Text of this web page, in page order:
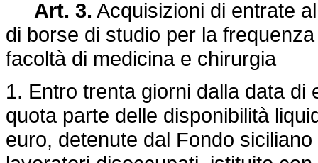
Art. 3. Acquisizioni di entrate
di borse di studio per la
facoltà di medicina e chirurgia
1. Entro trenta giorni dalla data
quota parte delle disponibilità
euro, detenute dal Fondo